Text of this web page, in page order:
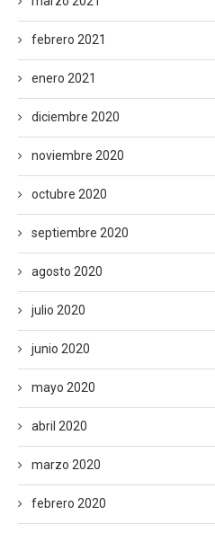
febrero 2021
enero 2021
diciembre 2020
noviembre 2020
octubre 2020
septiembre 2020
agosto 2020
julio 2020
junio 2020
mayo 2020
abril 2020
marzo 2020
febrero 2020